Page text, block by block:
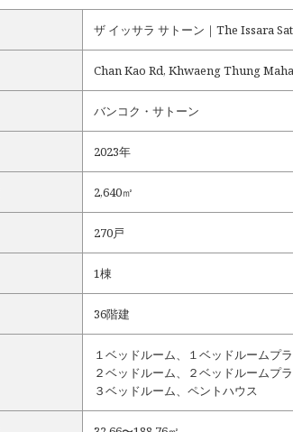
ザ イッサラ サトーン｜The Issara
Chan Kao Rd, Khwaeng Thung
バンコク・サトーン
2023年
2,640㎡
270戸
1棟
36階建
１ベッドルーム、１ベッドルームプ
２ベッドルーム、２ベッドルームプ
３ベッドルーム、ペントハウス